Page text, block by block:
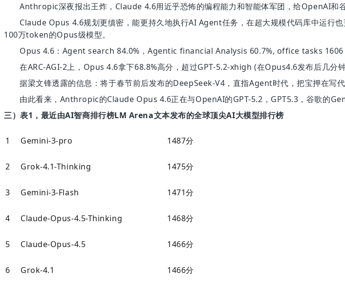
Anthropic深夜报出王炸，Claude 4.6用近乎恐怖的编程能力和智能体军团，给OpenAI和
Claude Opus 4.6规划更缜密，能更持久地执行AI Agent任务，在超大规模代码库中运行
100万token的Opus级模型。
Opus 4.6：Agent search 84.0%，Agentic financial Analysis 60.7%, office tasks 1606
在ARC-AGI-2上，Opus 4.6拿下68.8%高分，超过GPT-5.2-xhigh (在Opus4.6发布后几分
据梁文锋透露的信息：将于春节前后发布的DeepSeek-V4，直指Agent时代，把宝押在写
由此看来， Anthropic的Claude Opus 4.6正在与OpenAI的GPT-5.2，GPT5.3，谷歌的
三）表1，最近由AI智商排行榜LM Arena文本发布的全球顶尖AI大模型排行榜
1 Gemini-3-pro 1487分
2 Grok-4.1-Thinking 1475分
3 Gemini-3-Flash 1471分
4 Claude-Opus-4.5-Thinking 1468分
5 Claude-Opus-4.5 1466分
6 Grok-4.1 1466分